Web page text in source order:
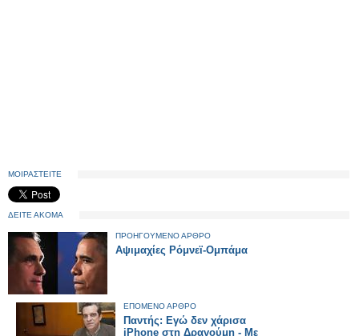
ΜΟΙΡΑΣΤΕΙΤΕ
ΔΕΙΤΕ ΑΚΟΜΑ
ΠΡΟΗΓΟΥΜΕΝΟ ΑΡΘΡΟ
Αψιμαχίες Ρόμνεϊ-Ομπάμα
ΕΠΟΜΕΝΟ ΑΡΘΡΟ
Παντής: Εγώ δεν χάρισα
iPhone στη Δραγούμη - Με